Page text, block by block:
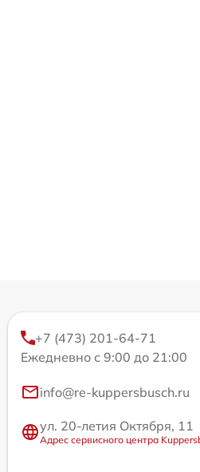
+7 (473) 201-64-71
Ежедневно с 9:00 до 21:00
info@re-kuppersbusch.ru
ул. 20-летия Октября, 11
Адрес сервисного центра